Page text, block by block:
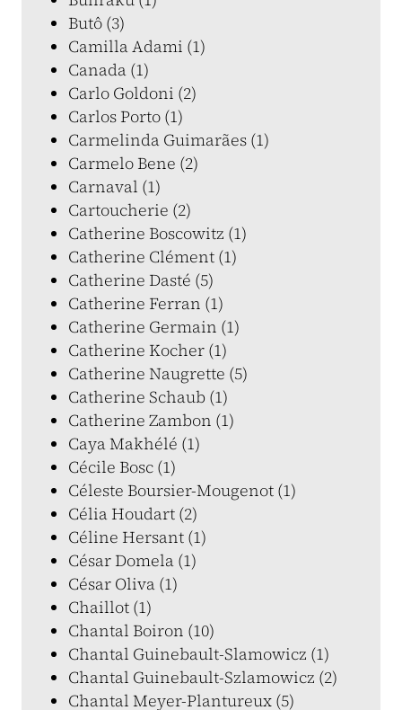
Butô (3)
Camilla Adami (1)
Canada (1)
Carlo Goldoni (2)
Carlos Porto (1)
Carmelinda Guimarães (1)
Carmelo Bene (2)
Carnaval (1)
Cartoucherie (2)
Catherine Boscowitz (1)
Catherine Clément (1)
Catherine Dasté (5)
Catherine Ferran (1)
Catherine Germain (1)
Catherine Kocher (1)
Catherine Naugrette (5)
Catherine Schaub (1)
Catherine Zambon (1)
Caya Makhélé (1)
Cécile Bosc (1)
Céleste Boursier-Mougenot (1)
Célia Houdart (2)
Céline Hersant (1)
César Domela (1)
César Oliva (1)
Chaillot (1)
Chantal Boiron (10)
Chantal Guinebault-Slamowicz (1)
Chantal Guinebault-Szlamowicz (2)
Chantal Meyer-Plantureux (5)